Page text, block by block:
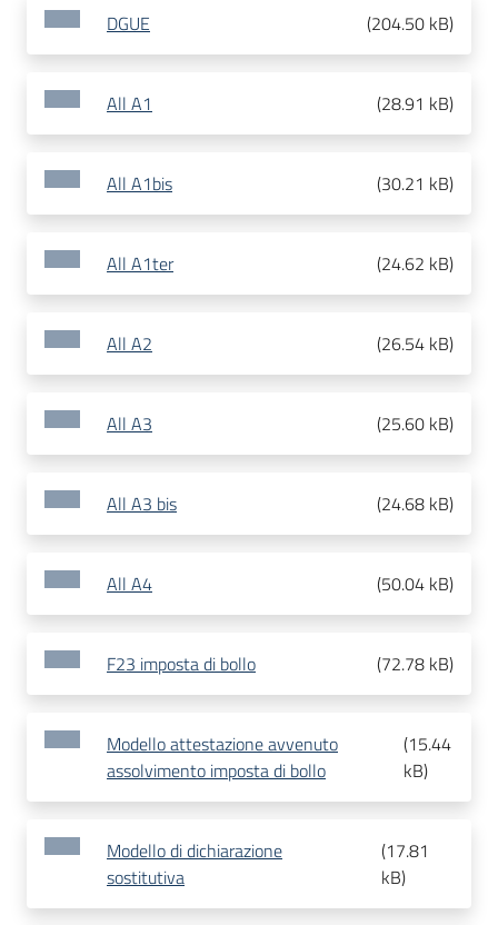
DGUE (204.50 kB)
All A1 (28.91 kB)
All A1bis (30.21 kB)
All A1ter (24.62 kB)
All A2 (26.54 kB)
All A3 (25.60 kB)
All A3 bis (24.68 kB)
All A4 (50.04 kB)
F23 imposta di bollo (72.78 kB)
Modello attestazione avvenuto
assolvimento imposta di bollo
(15.44
kB)
Modello di dichiarazione
sostitutiva
(17.81
kB)